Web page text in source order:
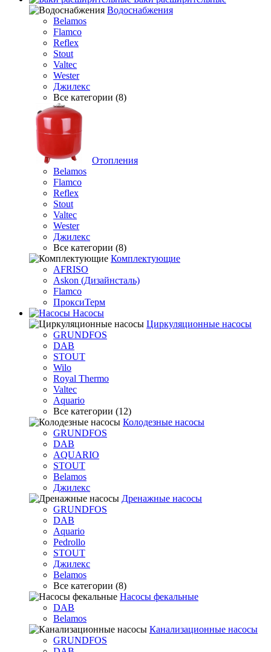
Водоснабжения
Belamos
Flamco
Reflex
Stout
Valtec
Wester
Джилекс
Все категории (8)
Отопления
Belamos
Flamco
Reflex
Stout
Valtec
Wester
Джилекс
Все категории (8)
Комплектующие
AFRISO
Askon (Дизайнсталь)
Flamco
ПроксиТерм
Насосы
Циркуляционные насосы
GRUNDFOS
DAB
STOUT
Wilo
Royal Thermo
Valtec
Aquario
Все категории (12)
Колодезные насосы
GRUNDFOS
DAB
AQUARIO
STOUT
Belamos
Джилекс
Дренажные насосы
GRUNDFOS
DAB
Aquario
Pedrollo
STOUT
Джилекс
Belamos
Все категории (8)
Насосы фекальные
DAB
Belamos
Канализационные насосы
GRUNDFOS